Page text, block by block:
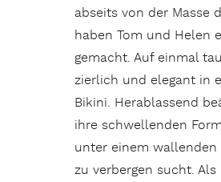
abseits von der Masse
haben Tom und Helen
gemacht. Auf einmal
zierlich und elegant in
Bikini. Herablassend
ihre schwellenden
unter einem wallenden
zu verbergen sucht. Als